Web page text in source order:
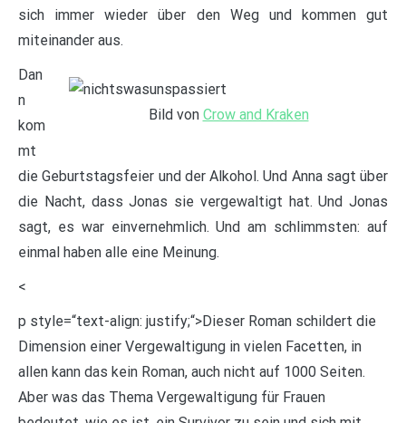
sich immer wieder über den Weg und kommen gut
miteinander aus.
Bild von Crow and Kraken
Dan
n
kom
mt
die Geburtstagsfeier und der Alkohol. Und Anna sagt über
die Nacht, dass Jonas sie vergewaltigt hat. Und Jonas
sagt, es war einvernehmlich. Und am schlimmsten: auf
einmal haben alle eine Meinung.
<
p style=“text-align: justify;“>Dieser Roman schildert die
Dimension einer Vergewaltigung in vielen Facetten, in
allen kann das kein Roman, auch nicht auf 1000 Seiten.
Aber was das Thema Vergewaltigung für Frauen